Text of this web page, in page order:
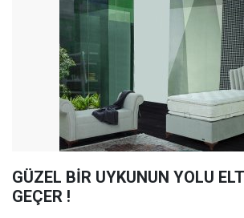
GÜZEL BİR UYKUNUN YOLU
GEÇER !